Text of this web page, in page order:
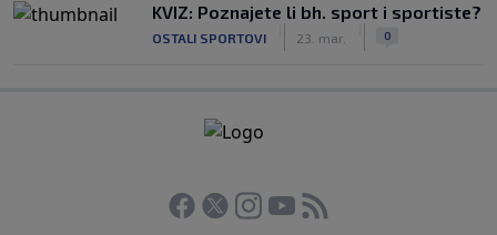
KVIZ: Poznajete li bh. sport i sportiste?
OSTALI SPORTOVI 23. mar. 0